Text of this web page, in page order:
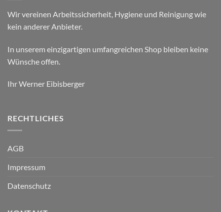
Wir vereinen Arbeitssicherheit, Hygiene und Reinigung wie
kein anderer Anbieter.
In unserem einzigartigen umfangreichen Shop bleiben keine
Wünsche offen.
Ihr Werner Eibisberger
RECHTLICHES
AGB
Impressum
Datenschutz